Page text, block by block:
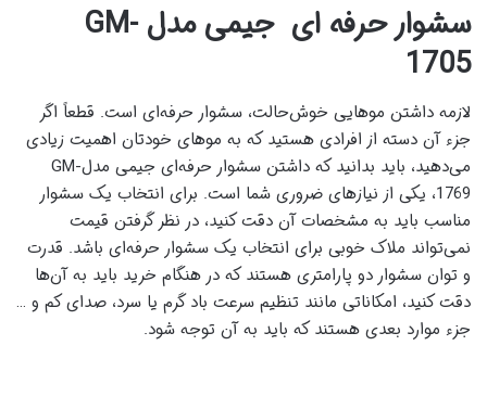
سشوار حرفه ‌ای جیمی مدلGM-
1705
لازمه داشتن موهایی خوش‌حالت، سشوار حرفه‌ای است. قطعاً اگر
جزء آن دسته از افرادی هستید که به موهای خودتان اهمیت زیادی
می‌دهید، باید بدانید که داشتن سشوار حرفه‌ای جیمی مدلGM-
1769، یکی از نیازهای ضروری شما است. برای انتخاب یک سشوار
مناسب باید به مشخصات آن دقت کنید، در نظر گرفتن قیمت
نمی‌تواند ملاک خوبی برای انتخاب یک سشوار حرفه‌ای باشد. قدرت
و توان سشوار دو پارامتری هستند که در هنگام خرید باید به آن‌ها
دقت کنید، امکاناتی مانند تنظیم سرعت باد گرم یا سرد، صدای کم و …
جزء موارد بعدی هستند که باید به آن توجه شود.